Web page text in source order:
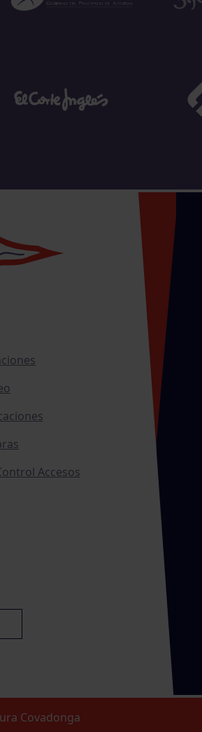
Accesos
Covadonga